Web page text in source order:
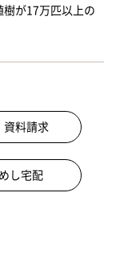
樹が17万匹以上の
資料請求
し宅配